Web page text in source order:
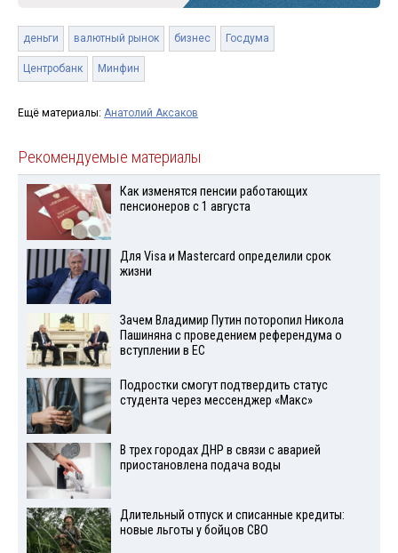
деньги валютный рынок бизнес Госдума
Центробанк Минфин
Ещё материалы: Анатолий Аксаков
Рекомендуемые материалы
Как изменятся пенсии работающих
пенсионеров с 1 августа
Для Visа и Mastercard определили срок
жизни
Зачем Владимир Путин поторопил Никола
Пашиняна с проведением референдума о
вступлении в ЕС
Подростки смогут подтвердить статус
студента через мессенджер «Макс»
В трех городах ДНР в связи с аварией
приостановлена подача воды
Длительный отпуск и списанные кредиты:
новые льготы у бойцов СВО